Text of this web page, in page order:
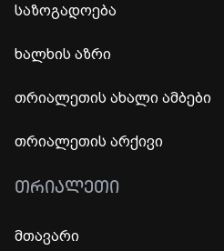
საზოგადოება
ხალხის აზრი
თრიალეთის ახალი ამბები
თრიალეთის არქივი
ᲗᲠᲘᲐᲚᲔᲗᲘ
მთავარი